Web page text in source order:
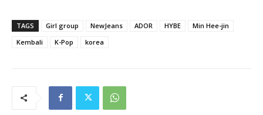
TAGS Girl group NewJeans ADOR HYBE
Min Hee-jin
Kembali
K-Pop korea